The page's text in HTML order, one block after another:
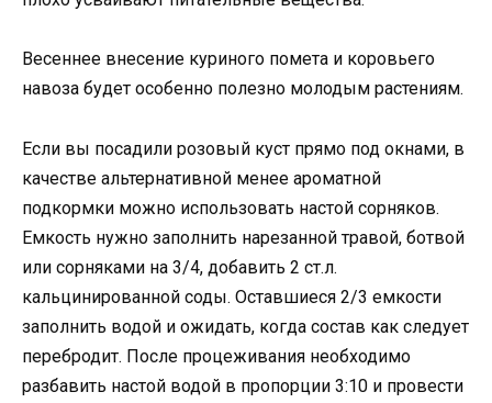
Весеннее внесение куриного помета и коровьего
навоза будет особенно полезно молодым растениям.
Если вы посадили розовый куст прямо под окнами, в
качестве альтернативной менее ароматной
подкормки можно использовать настой сорняков.
Емкость нужно заполнить нарезанной травой, ботвой
или сорняками на 3/4, добавить 2 ст.л.
кальцинированной соды. Оставшиеся 2/3 емкости
заполнить водой и ожидать, когда состав как следует
перебродит. После процеживания необходимо
разбавить настой водой в пропорции 3:10 и провести